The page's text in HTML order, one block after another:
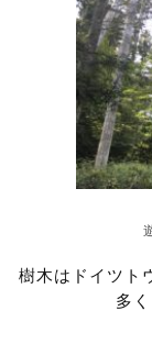
樹木はドイツト
多